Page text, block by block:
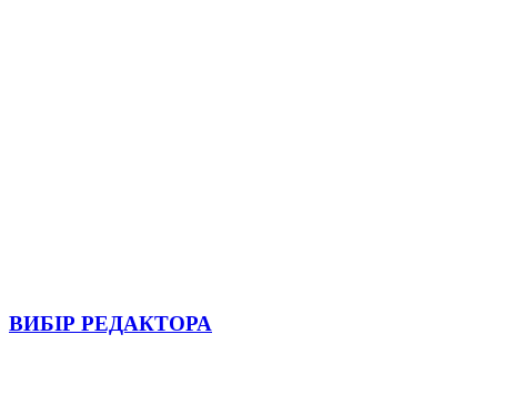
ВИБІР РЕДАКТОРА